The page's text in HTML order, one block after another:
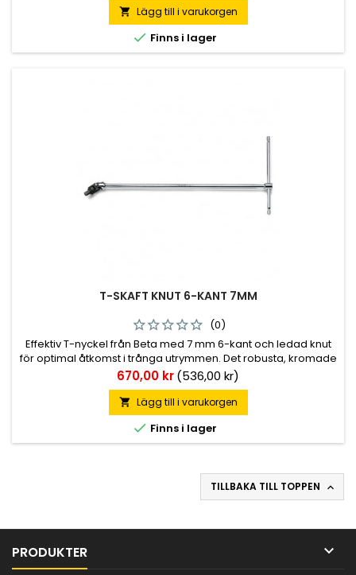
och maskinverkstäder.
 Lägg till i varukorgen
 Finns i lager
T-SKAFT KNUT 6-KANT 7MM
(0)
Effektiv T-nyckel från Beta med 7 mm 6-kant och ledad knut
för optimal åtkomst i trånga utrymmen. Det robusta, kromade
stålet och den ergonomiska T-formen ger maximal
hävstångseffekt och precision vid skruvning. Ett professionellt
handverktyg med en total längd på 425 mm för krävande
mekaniska arbeten.
Pris
670,00 kr(536,00 kr)
 Lägg till i varukorgen
 Finns i lager
TILLBAKA TILL TOPPEN 
PRODUKTER 